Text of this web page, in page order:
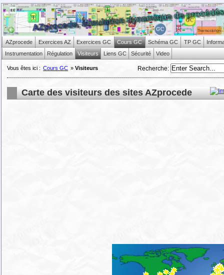
AZprocede Exercices AZ Exercices GC Cours GC Schéma GC TP GC
Instrumentation
Régulation Visiteurs Liens GC Sécurité Video
Recherche:
Vous êtes ici : Cours GC »Visiteurs
Carte des visiteurs des sites AZprocede